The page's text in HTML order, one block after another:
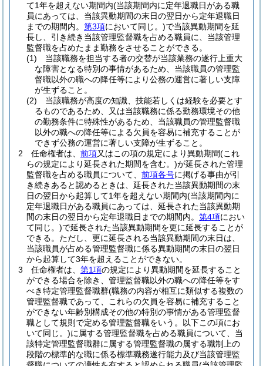
て1年を超えない期間内(当該期間内に定年退職日がある職
員にあっては、当該異動期間の末日の翌日から定年退職日
までの期間内。 第3項において同じ。)で当該異動期間を延
長し、引き続き当該管理監督職を占める職員に、当該管理
監督職を占めたまま勤務をさせることができる。
(1)
当該職務を担当する者の交替が当該業務の遂行上重大
な障害となる特別の事情があるため、当該職員の管理監
督職以外の職への降任等により公務の運営に著しい支障
が生ずること。
(2)
当該職務が高度の知識、技能若しくは経験を必要とす
るものであるため、又は当該職務に係る勤務環境その他
の勤務条件に特殊性があるため、当該職員の管理監督職
以外の職への降任等による欠員を容易に補充することが
できず公務の運営に著しい支障が生ずること。
2
任命権者は、 前項又はこの項の規定により異動期間(これ
らの規定により延長された期間を含む。)が延長された管理
監督職を占める職員について、 前項各号に掲げる事由が引
き続きあると認めるときは、延長された当該異動期間の末
日の翌日から起算して1年を超えない期間内(当該期間内に
定年退職日がある職員にあっては、延長された当該異動期
間の末日の翌日から定年退職日までの期間内。 第4項におい
て同じ。)で延長された当該異動期間を更に延長することが
できる。 ただし、更に延長される当該異動期間の末日は、
当該職員が占める管理監督職に係る異動期間の末日の翌日
から起算して3年を超えることができない。
3
任命権者は、 第1項の規定により異動期間を延長すること
ができる場合を除き、管理監督職以外の職への降任等をす
べき特定管理監督職群(職務の内容が相互に類似する複数の
管理監督職であって、これらの欠員を容易に補充すること
ができない年齢別構成その他の特別の事情がある管理監督
職として規則で定める管理監督職をいう。以下この項にお
いて同じ。)に属する管理監督職を占める職員について、当
該特定管理監督職群に属する管理監督職の属する職制上の
段階の標準的な職に係る標準職務遂行能力及び当該管理監